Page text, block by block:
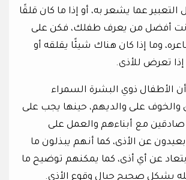
عما يشعر به، أو إذا ما كان قلقًا
أفضل من يعرف طفلك، فكن على
وما إذا كان هناك شيئًا يقلقه أو
إذا تعرض للأذى.
الأطفال ذوي البشرة السمراء
والخوف على والديهم، حينها يجب على
صادقين مع أبناءهم والعمل على
عن الأذى، كما أنهم يبذلون ما
عن أي أذى، كما يمكنهم توضيح ما
بشكل صحيح حيال وقوع الأذى.